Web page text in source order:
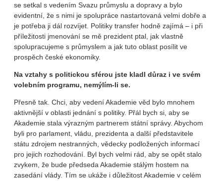
se setkal s vedením Svazu průmyslu a dopravy a bylo
evidentní, že s nimi je spolupráce nastartovaná velmi dobře a
je potřeba ji dál rozvíjet. Politiky transfer hodně zajímá – i při
příležitosti jmenování se mě prezident ptal, jak vlastně
spolupracujeme s průmyslem a jak tuto oblast posílit ve
prospěch české ekonomiky.
Na vztahy s politickou sférou jste kladl důraz i ve svém
volebním programu, nemýlím-li se.
Přesně tak. Chci, aby vedení Akademie věd bylo mnohem
aktivnější v oblasti jednání s politiky. Přál bych si, aby se
Akademie stala výrazným partnerem státní správy. Abychom
byli pro parlament, vládu, prezidenta a další představitele
státu zdrojem nestranných, vědecky podložených informací
pro jejich rozhodování. Byl bych velmi rád, aby se opět stalo
zvykem, že bude předseda Akademie stálým hostem na
zasedání vlády. Tím se ukáže i důležitost Akademie v celém